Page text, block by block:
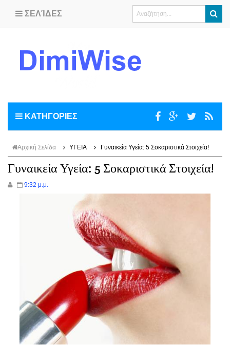
ΣΕΛΊΔΕΣ
ΚΑΤΗΓΟΡΙΕΣ
Αρχική Σελίδα ΥΓΕΙΑ Γυναικεία Υγεία: 5 Σοκαριστικά Στοιχεία!
Γυναικεία Υγεία: 5 Σοκαριστικά Στοιχεία!
9:32 μ.μ.